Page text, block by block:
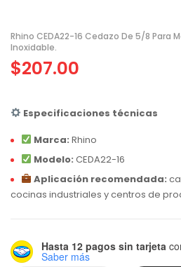
Rhino CEDA22-16 Cedazo De 5/8 Para
Inoxidable.
$207.00
Especificaciones técnicas
Marca: Rhino
Modelo: CEDA22-16
Aplicación recomendada:
cocinas industriales y centros de
Hasta 12 pagos sin tarjeta
Saber más